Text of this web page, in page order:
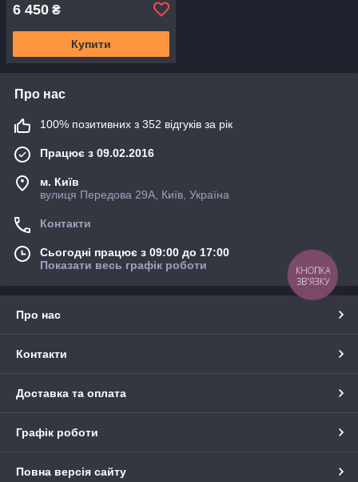
6 450 ₴
Купити
Про нас
100% позитивних з 352 відгуків за рік
Працює з 09.02.2016
м. Київ
вулиця Передова 29А, Київ, Україна
Контакти
Сьогодні працює з 09:00 до 17:00
Показати весь графік роботи
Про нас
Контакти
Доставка та оплата
Графік роботи
Повна версія сайту
КНОПКА
ЗВ'ЯЗКУ